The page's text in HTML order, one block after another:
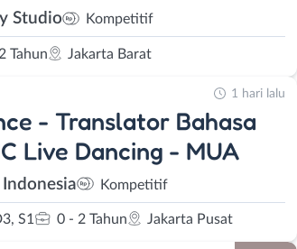
Studio Kompetitif
Tahun Jakarta Barat
- Translator Bahasa
Live Dancing - MUA
Kompetitif
S1 0 - 2 Tahun Jakarta Pusat
1 hari lalu